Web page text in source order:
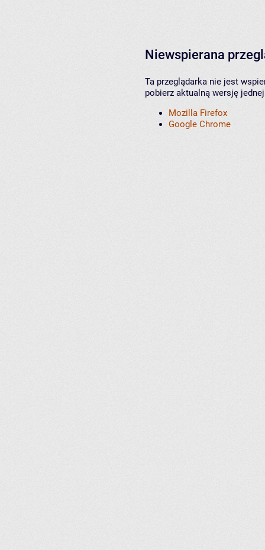
Niewspierana
Ta przeglądarka nie jest
pobierz aktualną wersję
Mozilla Firefox
Google Chrome